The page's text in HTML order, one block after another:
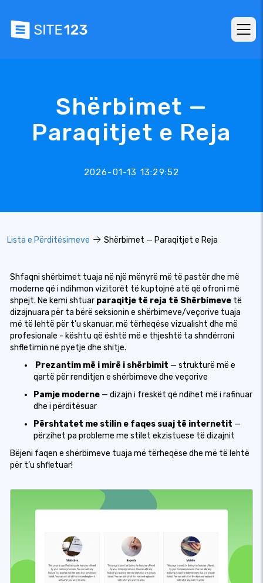
Shërbimet —
Paraqitjet e Reja
2026-01-13 13:29:52
Lista e Përditësimeve Shërbimet — Paraqitjet e Reja
Shfaqni shërbimet tuaja në një mënyrë më të pastër dhe më
moderne që i ndihmon vizitorët të kuptojnë atë që ofroni më
shpejt. Ne kemi shtuar paraqitje të reja të Shërbimeve të
dizajnuara për ta bërë seksionin e shërbimeve/veçorive tuaja
më të lehtë për t'u skanuar, më tërheqëse vizualisht dhe më
profesionale - kështu që është më e thjeshtë ta shndërroni
shfletimin në pyetje dhe shitje.
Prezantim më i mirë i shërbimit — strukturë më e
qartë për renditjen e shërbimeve dhe veçorive
Pamje moderne — dizajn i freskët që ndihet më i rafinuar
dhe i përditësuar
Përshtatet me stilin e faqes suaj të internetit —
përzihet pa probleme me stilet ekzistuese të dizajnit
Bëjeni faqen e shërbimeve tuaja më tërheqëse dhe më të lehtë
për t’u shfletuar!